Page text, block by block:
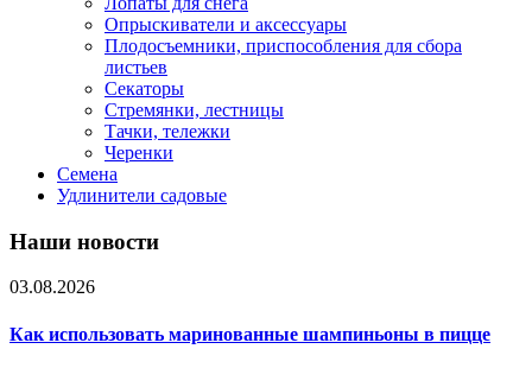
Опрыскиватели и аксессуары
Плодосъемники, приспособления для сбора
листьев
Секаторы
Стремянки, лестницы
Тачки, тележки
Черенки
Семена
Удлинители садовые
Наши новости
03.08.2026
Как использовать маринованные шампиньоны в пицце